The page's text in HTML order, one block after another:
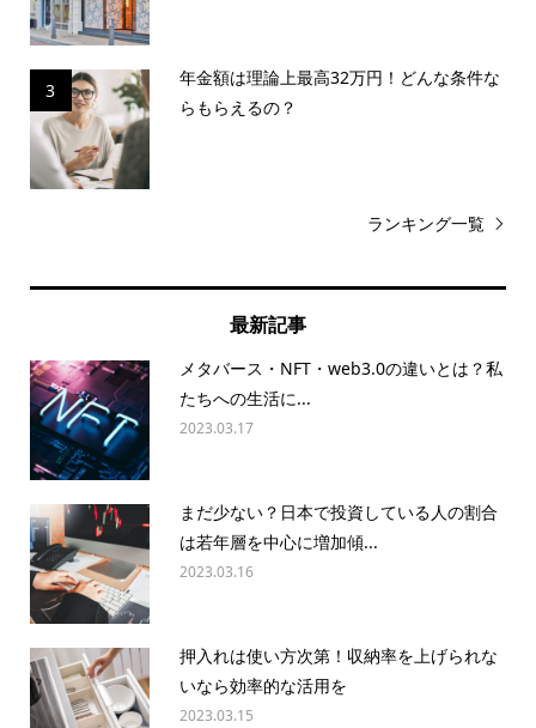
3
年金額は理論上最高32万円！どんな条件な
らもらえるの？
ランキング一覧
最新記事
メタバース・NFT・web3.0の違いとは？私
たちへの生活に...
2023.03.17
まだ少ない？日本で投資している人の割合
は若年層を中心に増加傾...
2023.03.16
押入れは使い方次第！収納率を上げられな
いなら効率的な活用を
2023.03.15